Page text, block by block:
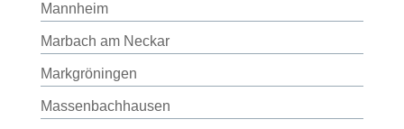
Mannheim
Marbach am Neckar
Markgröningen
Massenbachhausen